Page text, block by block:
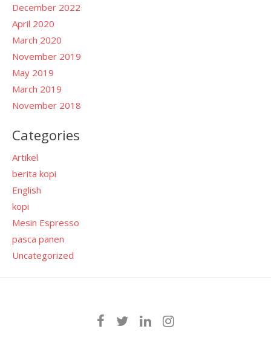
December 2022
April 2020
March 2020
November 2019
May 2019
March 2019
November 2018
Categories
Artikel
berita kopi
English
kopi
Mesin Espresso
pasca panen
Uncategorized